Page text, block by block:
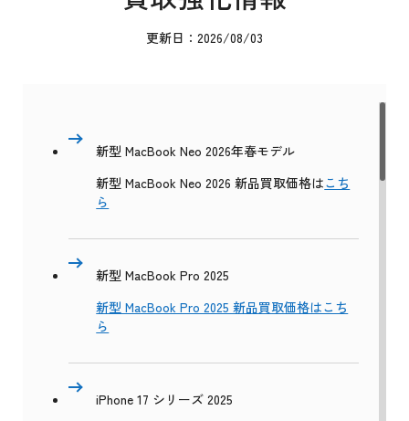
更新日：2026/08/03
新型 MacBook Neo 2026年春モデル
新型 MacBook Neo 2026 新品買取価格はこち
ら
新型 MacBook Pro 2025
新型 MacBook Pro 2025 新品買取価格はこち
ら
iPhone 17 シリーズ 2025